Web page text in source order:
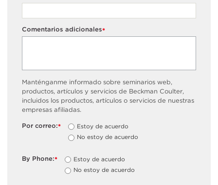
*
Comentarios adicionales
Manténganme informado sobre seminarios web,
productos, artículos y servicios de Beckman Coulter,
incluidos los productos, artículos o servicios de nuestras
empresas afiliadas.
*
Por correo:
Estoy de acuerdo
No estoy de acuerdo
*
By Phone:
Estoy de acuerdo
No estoy de acuerdo